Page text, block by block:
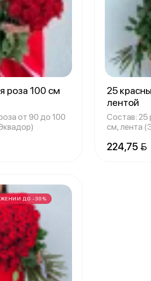
роза 100 см
от 90 до 100
25
лентой
Состав: 25
см, лента
224,75 
ДО -30%